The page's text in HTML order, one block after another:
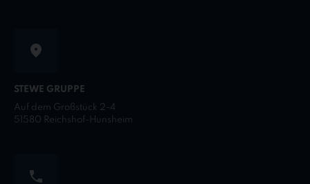
STEWE GRUPPE
Auf dem Großstück 2-4
51580 Reichshof-Hunsheim